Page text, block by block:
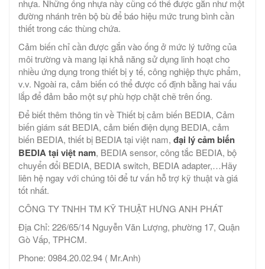
nhựa. Những ống nhựa này cũng có thể được gắn như một
đường nhánh trên bộ bù để báo hiệu mức trung bình cần
thiết trong các thùng chứa.
Cảm biến chỉ cần được gắn vào ống ở mức lý tưởng của
môi trường và mang lại khả năng sử dụng linh hoạt cho
nhiều ứng dụng trong thiết bị y tế, công nghiệp thực phẩm,
v.v. Ngoài ra, cảm biến có thể được cố định bằng hai vấu
lắp để đảm bảo một sự phù hợp chặt chẽ trên ống.
Để biết thêm thông tin về Thiết bị cảm biến BEDIA, Cảm
biến giám sát BEDIA, cảm biến điện dụng BEDIA, cảm
biến BEDIA, thiết bị BEDIA tại việt nam, đại lý cảm biến
BEDIA tại việt nam, BEDIA sensor, công tắc BEDIA, bộ
chuyển đổi BEDIA, BEDIA switch, BEDIA adapter,…Hãy
liên hệ ngay với chúng tôi để tư vấn hỗ trợ kỹ thuật và giá
tốt nhất.
CÔNG TY TNHH TM KỸ THUẬT HƯNG ANH PHÁT
Địa Chỉ: 226/65/14 Nguyễn Văn Lượng, phường 17, Quận
Gò Vấp, TPHCM.
Phone: 0984.20.02.94 ( Mr.Anh)